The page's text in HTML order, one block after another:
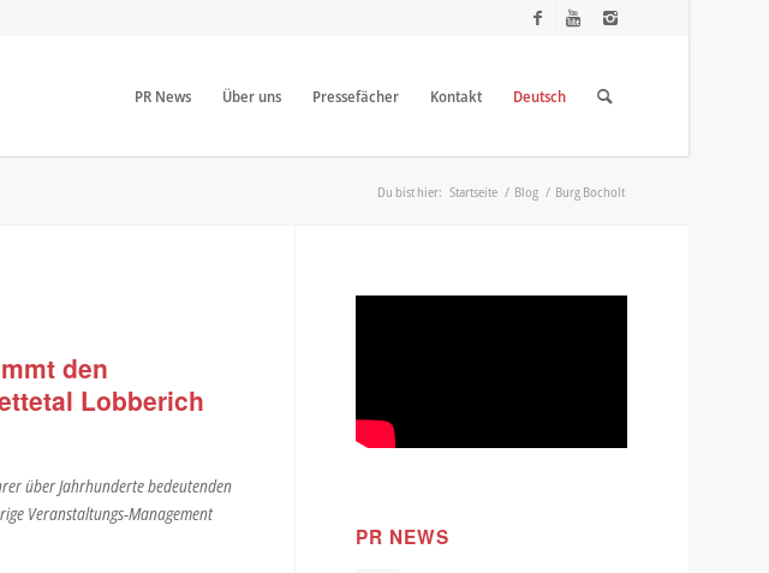
PR News Über uns Pressefächer Kontakt Deutsch
Du bist hier: Startseite / Blog / Burg Bocholt
den
Lobberich
über Jahrhunderte bedeutenden
Veranstaltungs-Management
PR NEWS